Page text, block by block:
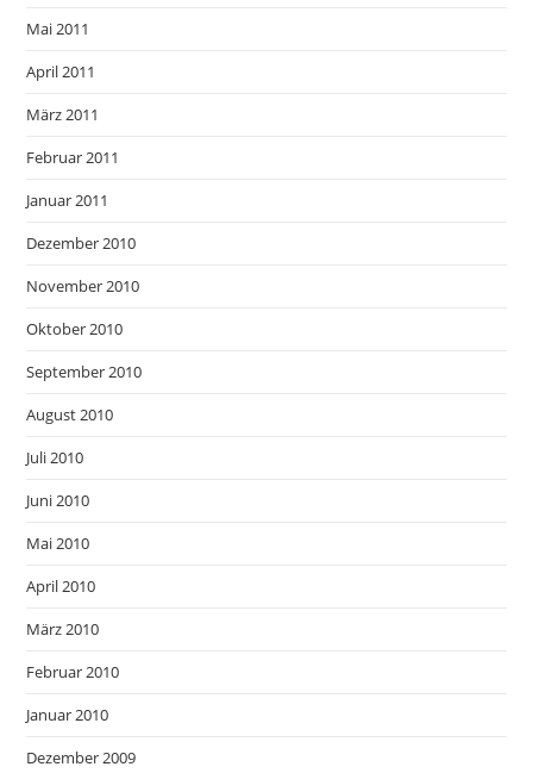
Mai 2011
April 2011
März 2011
Februar 2011
Januar 2011
Dezember 2010
November 2010
Oktober 2010
September 2010
August 2010
Juli 2010
Juni 2010
Mai 2010
April 2010
März 2010
Februar 2010
Januar 2010
Dezember 2009